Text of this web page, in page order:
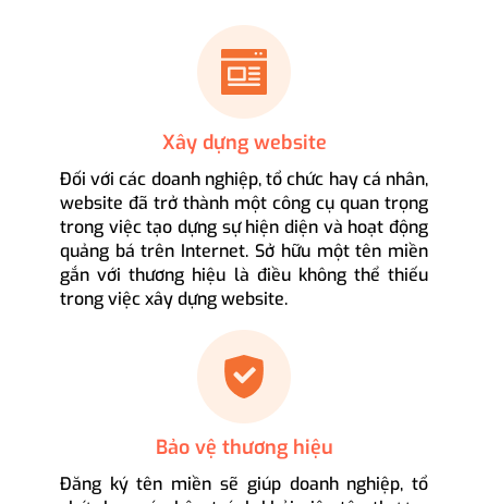
Xây dựng website
Đối với các doanh nghiệp, tổ chức hay cá nhân,
website đã trở thành một công cụ quan trọng
trong việc tạo dựng sự hiện diện và hoạt động
quảng bá trên Internet. Sở hữu một tên miền
gắn với thương hiệu là điều không thể thiếu
trong việc xây dựng website.
Bảo vệ thương hiệu
Đăng ký tên miền sẽ giúp doanh nghiệp, tổ